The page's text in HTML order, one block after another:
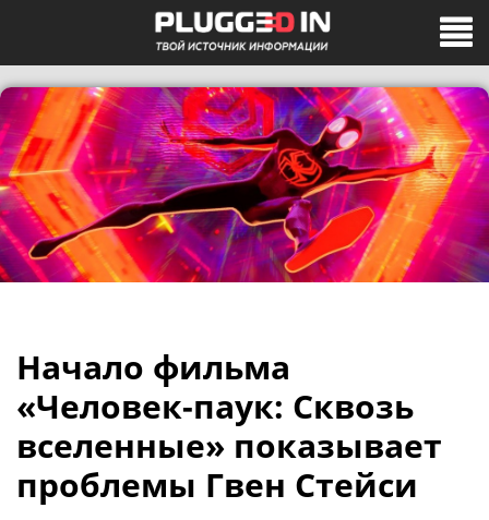
Начало фильма
«Человек-паук: Сквозь
вселенные» показывает
проблемы Гвен Стейси